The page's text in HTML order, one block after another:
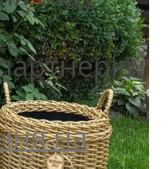
на